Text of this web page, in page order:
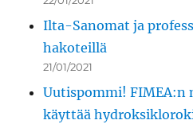
Ilta-Sanomat ja
hakoteillä
21/01/2021
Uutispommi! FIMEA:n
käyttää